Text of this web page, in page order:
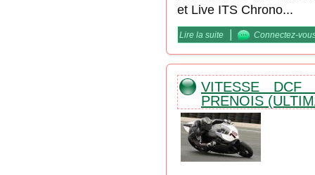
et Live ITS Chrono...
Lire la suite de DCF / "la Furia di
Connectez-
VITESSE
PRENOIS